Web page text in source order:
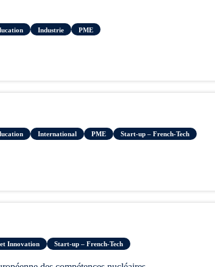
Industrie
PME
International PME Start-up – French-Tech
et Innovation Start-up – French-Tech